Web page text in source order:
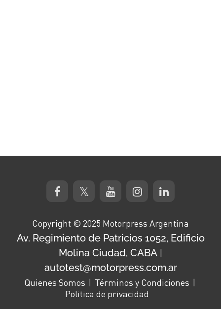
Copyright © 2025 Motorpress Argentina
Av. Regimiento de Patricios 1052, Edificio
Molina Ciudad, CABA |
autotest@motorpress.com.ar
Quienes Somos
Términos y Condiciones
Politica de privacidad